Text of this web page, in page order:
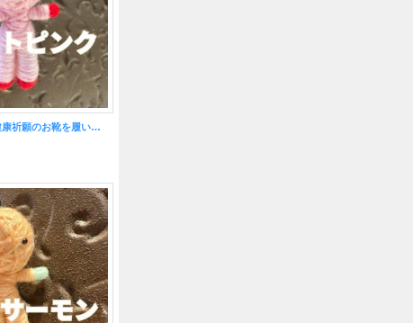
ライトピンク◎健康祈願のお靴を履いたハッピードール（ブドゥー人形）◎厄を食べて幸運を招くお守り◎